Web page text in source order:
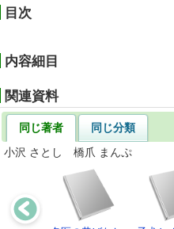
目次
内容細目
関連資料
同じ著者
同じ分類
小沢 さとし 橋爪 まんぷ